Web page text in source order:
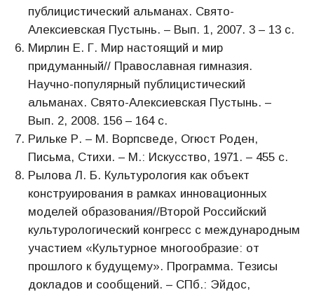
публицистический альманах. Свято-
Алексиевская Пустынь. – Вып. 1, 2007. 3 – 13 с.
Мирлин Е. Г. Мир настоящий и мир
придуманный// Православная гимназия.
Научно-популярный публицистический
альманах. Свято-Алексиевская Пустынь. –
Вып. 2, 2008. 156 – 164 с.
Рильке Р. – М. Ворпсведе, Огюст Роден,
Письма, Стихи. – М.: Искусство, 1971. – 455 с.
Рылова Л. Б. Культурология как объект
конструирования в рамках инновационных
моделей образования//Второй Российский
культурологический конгресс с международным
участием «Культурное многообразие: от
прошлого к будущему». Программа. Тезисы
докладов и сообщений. – СПб.: Эйдос,